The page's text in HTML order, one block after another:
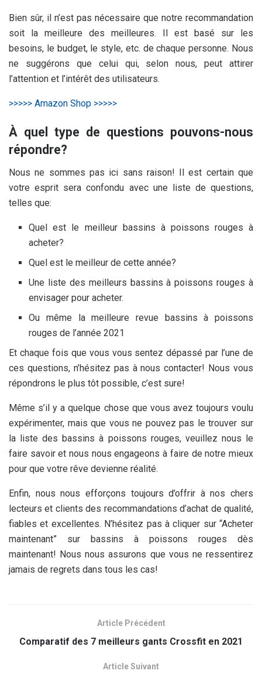
Bien sûr, il n’est pas nécessaire que notre recommandation
soit la meilleure des meilleures. Il est basé sur les
besoins, le budget, le style, etc. de chaque personne. Nous
ne suggérons que celui qui, selon nous, peut attirer
l’attention et l’intérêt des utilisateurs.
>>>>> Amazon Shop >>>>>
À quel type de questions pouvons-nous
répondre?
Nous ne sommes pas ici sans raison! Il est certain que
votre esprit sera confondu avec une liste de questions,
telles que:
Quel est le meilleur bassins à poissons rouges à
acheter?
Quel est le meilleurde cette année?
Une liste des meilleurs bassins à poissons rouges à
envisager pour acheter.
Ou même la meilleure revue bassins à poissons
rouges de l’année 2021
Et chaque fois que vous vous sentez dépassé par l’une de
ces questions, n’hésitez pas à nous contacter! Nous vous
répondrons le plus tôt possible, c’est sure!
Même s’il y a quelque chose que vous avez toujours voulu
expérimenter, mais que vous ne pouvez pas le trouver sur
la liste des bassins à poissons rouges, veuillez nous le
faire savoir et nous nous engageons à faire de notre mieux
pour que votre rêve devienne réalité.
Enfin, nous nous efforçons toujours d’offrir à nos chers
lecteurs et clients des recommandations d’achat de qualité,
fiables et excellentes. N’hésitez pas à cliquer sur “Acheter
maintenant” sur bassins à poissons rouges dès
maintenant! Nous nous assurons que vous ne ressentirez
jamais de regrets dans tous les cas!
Article Précédent
Comparatif des 7 meilleurs gants Crossfit en 2021
Article Suivant